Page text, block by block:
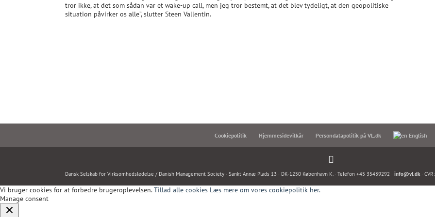
tror ikke, at det som sådan var et wake-up call, men jeg tror bestemt, at det blev tydeligt, at den geopolitiske
situation påvirker os alle”, slutter Steen Vallentin.
Cookiepolitik Hjemmesidevilkår Persondatapolitik på VL.dk English
Dansk Selskab for Virksomhedsledelse / Danish Management Society · Sankt Annæ Plads 13 · DK-1250 København K. · Telefon +45 35439292 ·info@vl.dk ·
Vi bruger cookies for at forbedre brugeroplevelsen.Tillad alle cookies Læs mere om vores cookiepolitik her.
Manage consent